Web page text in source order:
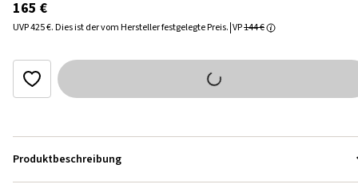
165 €
UVP425 €.Dies ist der vom Hersteller festgelegte Preis. VP144 €
Produktbeschreibung